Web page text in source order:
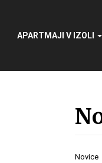
APARTMAJI V IZOLI
Novice